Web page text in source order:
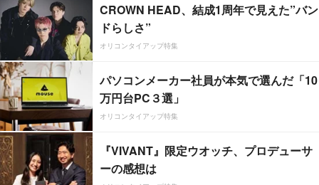
CROWN HEAD、結成1周年で見えた”バン
ドらしさ”
オリコンタイアップ特集
パソコンメーカー社員が本気で選んだ「10
万円台PC３選」
オリコンタイアップ特集
『VIVANT』限定ウオッチ、プロデューサ
ーの感想は